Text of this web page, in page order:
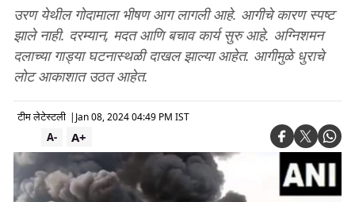
उरण येथील गोदामाला भीषण आग लागली आहे. आगीचे कारण स्पष्ट
झाले नाही. दरम्यान, मदत आणि बचाव कार्य सुरु आहे. अग्निशमन
दलाच्या गाड्या घटनास्थळी दाखल झाल्या आहेत. आगीमुळे धुराचे
लोट आकाशात उठत आहेत.
टीम लेटेस्टली | Jan 08, 2024 04:49 PM IST
A+
A-